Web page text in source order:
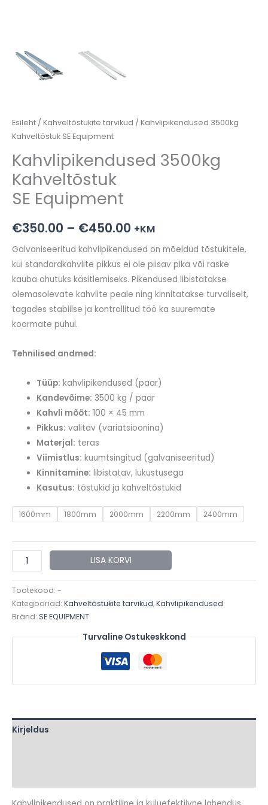
Esileht / Kahveltõstukite tarvikud / Kahvlipikendused 3500kg
Kahveltõstuk SE Equipment
Kahvlipikendused 3500kg
Kahveltõstuk
SE Equipment
€350.00 – €450.00 Hinnavahemik:
€350.00
kuni
€450.00
+KM
Galvaniseeritud kahvlipikendused on mõeldud tõstukitele,
kui standardkahvlite pikkus ei ole piisav pika või raske
kauba ohutuks käsitlemiseks. Pikendused libistatakse
olemasolevate kahvlite peale ning kinnitatakse turvaliselt,
tagades stabiilse ja kontrollitud töö ka suuremate
koormate puhul.
Tehnilised andmed:
Tüüp: kahvlipikendused (paar)
Kandevõime: 3500 kg / paar
Kahvli mõõt: 100 × 45 mm
Pikkus: valitav (variatsioonina)
Materjal: teras
Viimistlus: kuumtsingitud (galvaniseeritud)
Kinnitamine: libistatav, lukustusega
Kasutus: tõstukid ja kahveltõstukid
1600mm 1800mm 2000mm 2200mm 2400mm
Kahvlipikendused
3500kg
Kahveltõstuk
SE
Equipment
LISA KORVI
Tootekood: -
Kategooriad: Kahveltõstukite tarvikud,Kahvlipikendused
Bränd: SE EQUIPMENT
Turvaline Ostukeskkond
Kirjeldus